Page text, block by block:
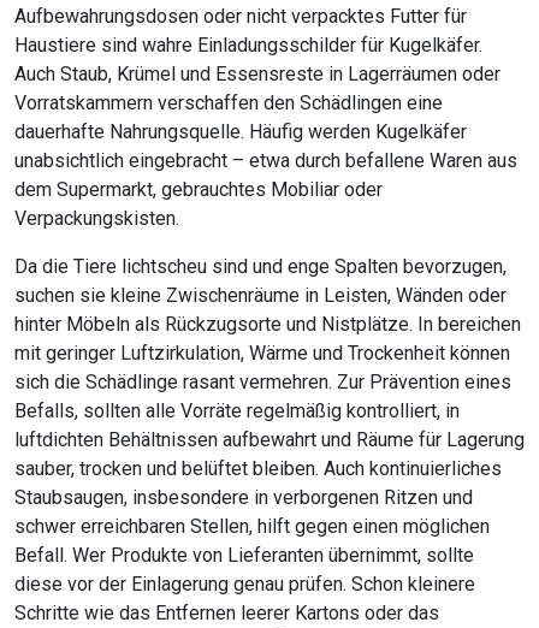
Aufbewahrungsdosen oder nicht verpacktes Futter für
Haustiere sind wahre Einladungsschilder für Kugelkäfer.
Auch Staub, Krümel und Essensreste in Lagerräumen oder
Vorratskammern verschaffen den Schädlingen eine
dauerhafte Nahrungsquelle. Häufig werden Kugelkäfer
unabsichtlich eingebracht – etwa durch befallene Waren aus
dem Supermarkt, gebrauchtes Mobiliar oder
Verpackungskisten.
Da die Tiere lichtscheu sind und enge Spalten bevorzugen,
suchen sie kleine Zwischenräume in Leisten, Wänden oder
hinter Möbeln als Rückzugsorte und Nistplätze. In bereichen
mit geringer Luftzirkulation, Wärme und Trockenheit können
sich die Schädlinge rasant vermehren. Zur Prävention eines
Befalls, sollten alle Vorräte regelmäßig kontrolliert, in
luftdichten Behältnissen aufbewahrt und Räume für Lagerung
sauber, trocken und belüftet bleiben. Auch kontinuierliches
Staubsaugen, insbesondere in verborgenen Ritzen und
schwer erreichbaren Stellen, hilft gegen einen möglichen
Befall. Wer Produkte von Lieferanten übernimmt, sollte
diese vor der Einlagerung genau prüfen. Schon kleinere
Schritte wie das Entfernen leerer Kartons oder das